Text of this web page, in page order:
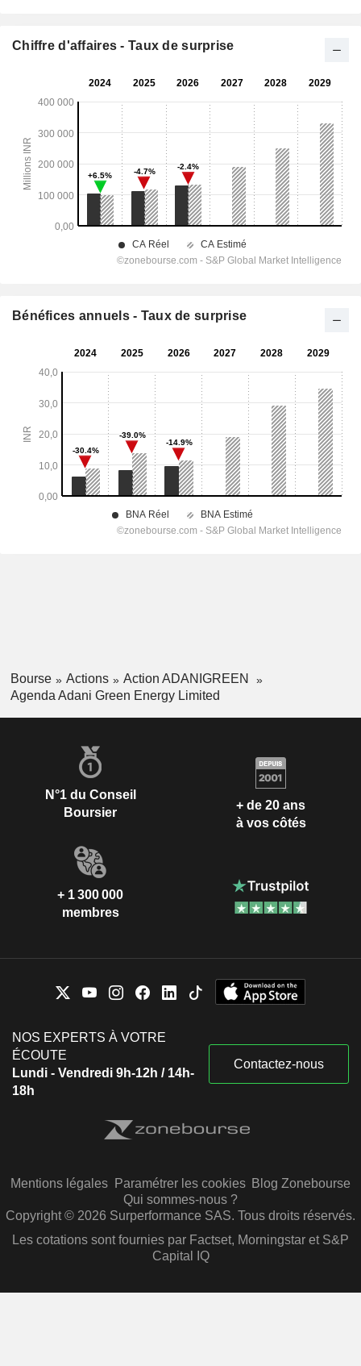
Chiffre d'affaires - Taux de surprise
Bénéfices annuels - Taux de surprise
Bourse Actions
Action ADANIGREEN
Agenda Adani Green Energy Limited
N°1 du Conseil
Boursier
+ de 20 ans
à vos côtés
+ 1 300 000
membres
NOS EXPERTS À VOTRE
ÉCOUTE
Lundi - Vendredi 9h-12h / 14h-
18h
Contactez-nous
Mentions légales Paramétrer les cookies Blog Zonebourse
Qui sommes-nous ?
Copyright © 2026 Surperformance SAS. Tous droits réservés.
Les cotations sont fournies par Factset, Morningstar et S&P
Capital IQ